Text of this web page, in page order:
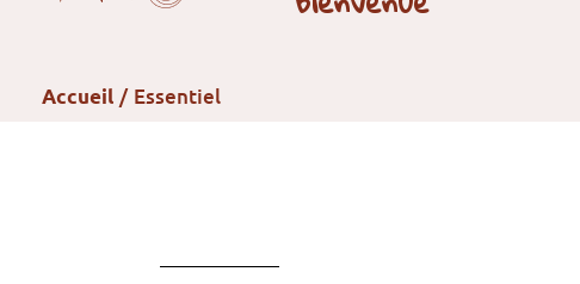
Accueil Essentiel